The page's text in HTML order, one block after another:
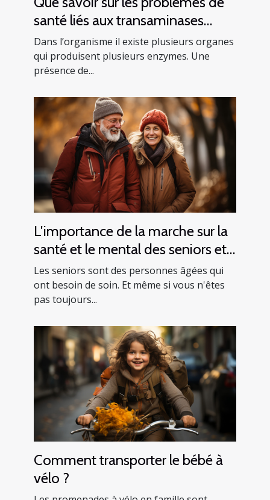
santé liés aux transaminases
SGPT ?
Dans l’organisme il existe plusieurs organes
qui produisent plusieurs enzymes. Une
présence de...
L'importance de la marche sur la
santé et le mental des seniors et
comment le faire en toute
sécurité
Les seniors sont des personnes âgées qui
ont besoin de soin. Et même si vous n'êtes
pas toujours...
Comment transporter le bébé à
vélo ?